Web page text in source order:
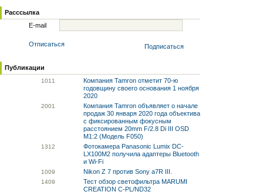
Расссылка
E-mail
Отписаться Подписаться
Публикации
1011
Компания Tamron отметит 70-ю
годовщину своего основания 1 ноября
2020
2001
Компания Tamron объявляет о начале
продаж 30 января 2020 года объектива
с фиксированным фокусным
расстоянием 20mm F/2.8 Di III OSD
M1:2 (Модель F050)
1312
Фотокамера Panasonic Lumix DC-
LX100M2 получила адаптеры Bluetooth
и Wi-Fi
1009 Nikon Z 7 против Sony a7R III.
1409
Тест обзор светофильтра MARUMI
CREATION C-PL/ND32